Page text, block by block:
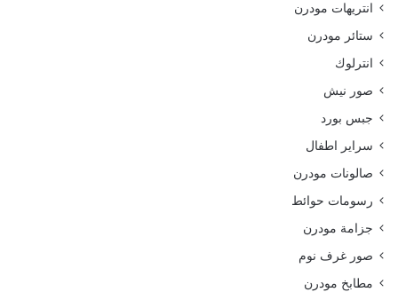
انتريهات مودرن
ستائر مودرن
انترلوك
صور نيش
جبس بورد
سراير اطفال
صالونات مودرن
رسومات حوائط
جزامة مودرن
صور غرف نوم
مطابخ مودرن